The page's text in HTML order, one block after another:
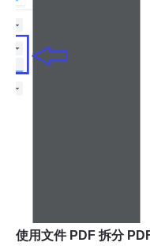
使用文件 PDF 拆分